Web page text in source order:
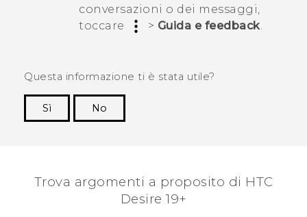
conversazioni o dei messaggi,
toccare
> Guida e feedback
Questa informazione ti è stata utile?
Sì
No
Trova argomenti a proposito di ‎HTC
Desire 19+‎